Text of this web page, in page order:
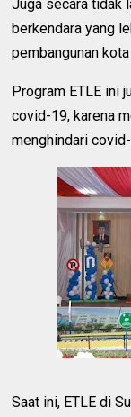
Juga secara tidak
berkendara yang
pembangunan
Program ETLE ini
covid-19, karena
menghindari
Saat ini, ETLE di